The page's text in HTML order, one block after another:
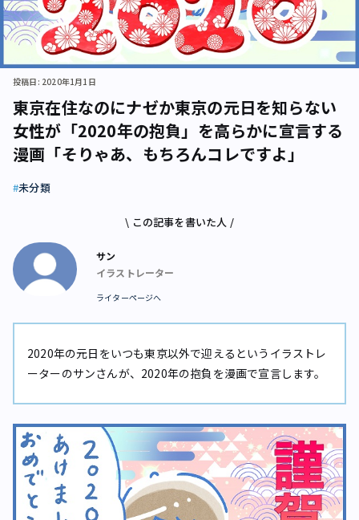
東京在住なのにナゼか東京の元日を知らない
女性が「2020年の抱負」を高らかに宣言する
漫画「そりゃあ、もちろんコレですよ」
投稿日: 2020年1月1日
未分類
\ この記事を書いた人 /
サン
イラストレーター
ライターページへ
2020年の元日をいつも東京以外で迎えるというイラストレ
ーターのサンさんが、2020年の抱負を漫画で宣言します。